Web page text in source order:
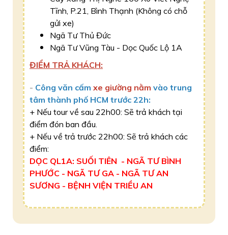
Tĩnh, P.21, Bình Thạnh (Không có chỗ
gửi xe)
Ngã Tư Thủ Đức
Ngã Tư Vũng Tàu - Dọc Quốc Lộ 1A
ĐIỂM TRẢ KHÁCH:
- Công văn cấm xe giường nằm vào trung
tâm thành phố HCM trước 22h:
+ Nếu tour về sau 22h00: Sẽ trả khách tại
điểm đón ban đầu.
​+ Nếu về trả trước 22h00: Sẽ trả khách các
điểm:
DỌC QL1A: SUỐI TIÊN - NGÃ TƯ BÌNH
PHƯỚC - NGÃ TƯ GA - NGÃ TƯ AN
SƯƠNG - BỆNH VIỆN TRIỀU AN